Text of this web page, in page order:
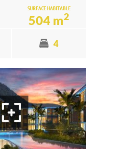
SURFACE HABITABLE
504 m2
4